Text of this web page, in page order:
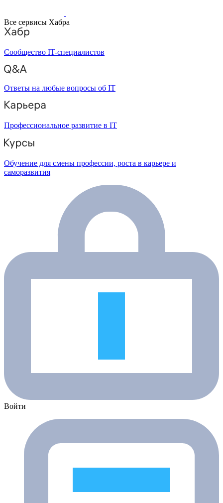
Все сервисы Хабра
Сообщество IT-специалистов
Ответы на любые вопросы об IT
Профессиональное развитие в IT
Обучение для смены профессии, роста в карьере и
саморазвития
Войти